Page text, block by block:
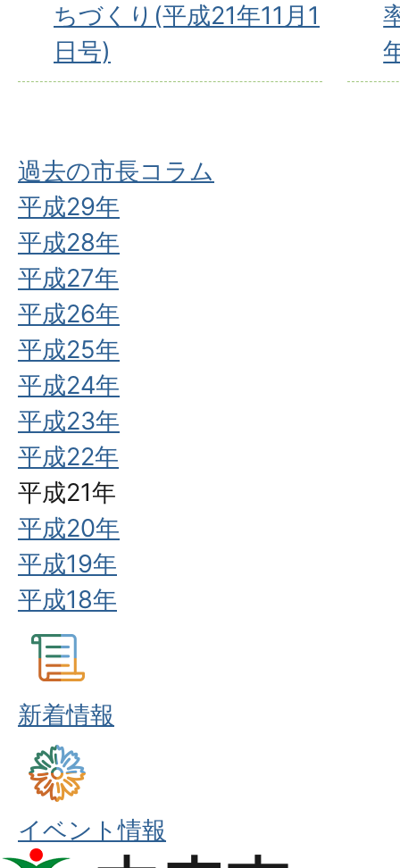
ちづくり(平成21年11月1
日号)
過去の市長コラム
平成29年
平成28年
平成27年
平成26年
平成25年
平成24年
平成23年
平成22年
平成21年
平成20年
平成19年
平成18年
新着情報
イベント情報